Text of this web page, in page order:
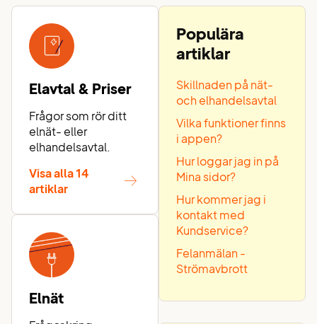
Elavtal & Priser
Frågor som rör ditt
elnät- eller
elhandelsavtal.
Visa alla 14
artiklar
Elnät
Populära
artiklar
Skillnaden på nät-
och elhandelsavtal
Vilka funktioner finns
i appen?
Hur loggar jag in på
Mina sidor?
Hur kommer jag i
kontakt med
Kundservice?
Felanmälan -
Strömavbrott